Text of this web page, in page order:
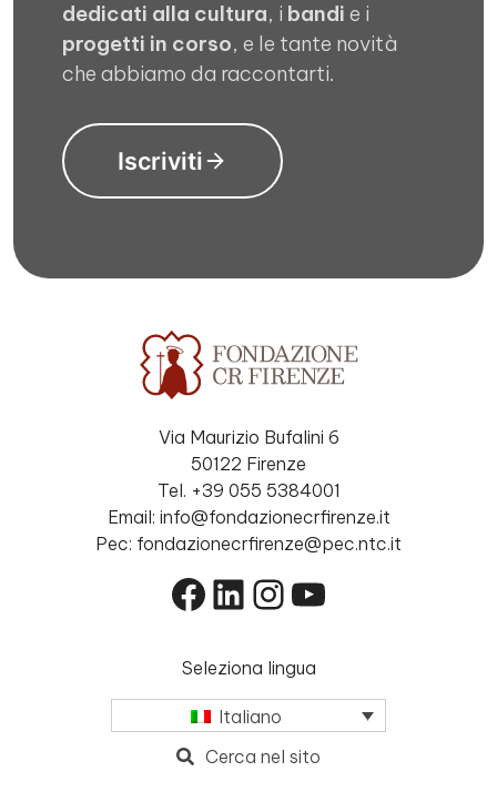
dedicati alla cultura, i bandi e i
progetti in corso, e le tante novità
che abbiamo da raccontarti.
Iscriviti
Via Maurizio Bufalini 6
50122 Firenze
Tel. +39 055 5384001
Email: info@fondazionecrfirenze.it
Pec: fondazionecrfirenze@pec.ntc.it
Facebook
LinkedIn
Instagram
YouTube
Seleziona lingua
Italiano
Cerca nel sito